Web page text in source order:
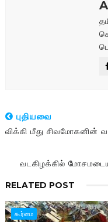
புதியவை
விக்கி மீது சிவமோகனின்
வடகிழக்கில்
RELATED POST
கூர்மை